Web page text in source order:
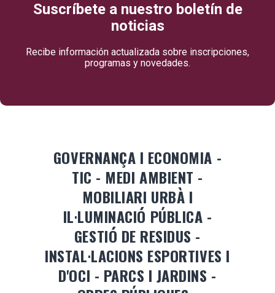
Suscríbete a nuestro boletín de
noticias
Recibe información actualizada sobre inscripciones,
programas y novedades.
GOVERNANÇA I ECONOMIA -
TIC - MEDI AMBIENT -
MOBILIARI URBÀ I
IL·LUMINACIÓ PÚBLICA -
GESTIÓ DE RESIDUS -
INSTAL·LACIONS ESPORTIVES I
D'OCI - PARCS I JARDINS -